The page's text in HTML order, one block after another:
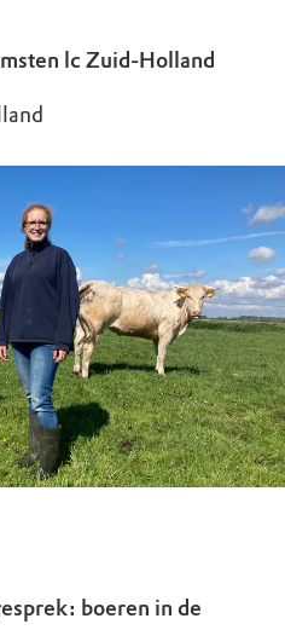
lc Zuid-Holland
boeren in de